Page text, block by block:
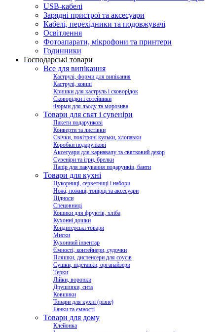
USB-кабелі
Зарядні пристрої та аксесуари
Кабелі, перехідники та подовжувачі
Освітлення
Фотоапарати, мікрофони та принтери
Годинники
Господарські товари
Все для випікання
Каструлі, форми для випікання
Каструлі, ковші
Кришки для каструль і сковорідок
Сковорідки і сотейники
Форми для льоду та морозива
Товари для свят і сувеніри
Пакети подарункові
Конверти та листівки
Свічки, повітряні кульки, хлопавки
Коробки подарункові
Аксесуари для карнавалу та святковий декор
Сувеніри та ігри, брелки
Папір для пакування подарунків, банти
Товари для кухні
Цукорниці, серветниці і набори
Ножі, ножиці, топірці та аксесуари
Підноси
Спецовниці
Кошики для фруктів, хліба
Кухонні дошки
Кондитерські товари
Миски
Кухонний інвентар
Ємності, контейнери, судочки
Пляшки, диспенсери для соусів
Сушки, підставки, органайзери
Терки
Лійки, воронки
Друшляки, сита
Ковшики
Товари для кухні (різне)
Банки та ємності
Товари для дому
Клейонка